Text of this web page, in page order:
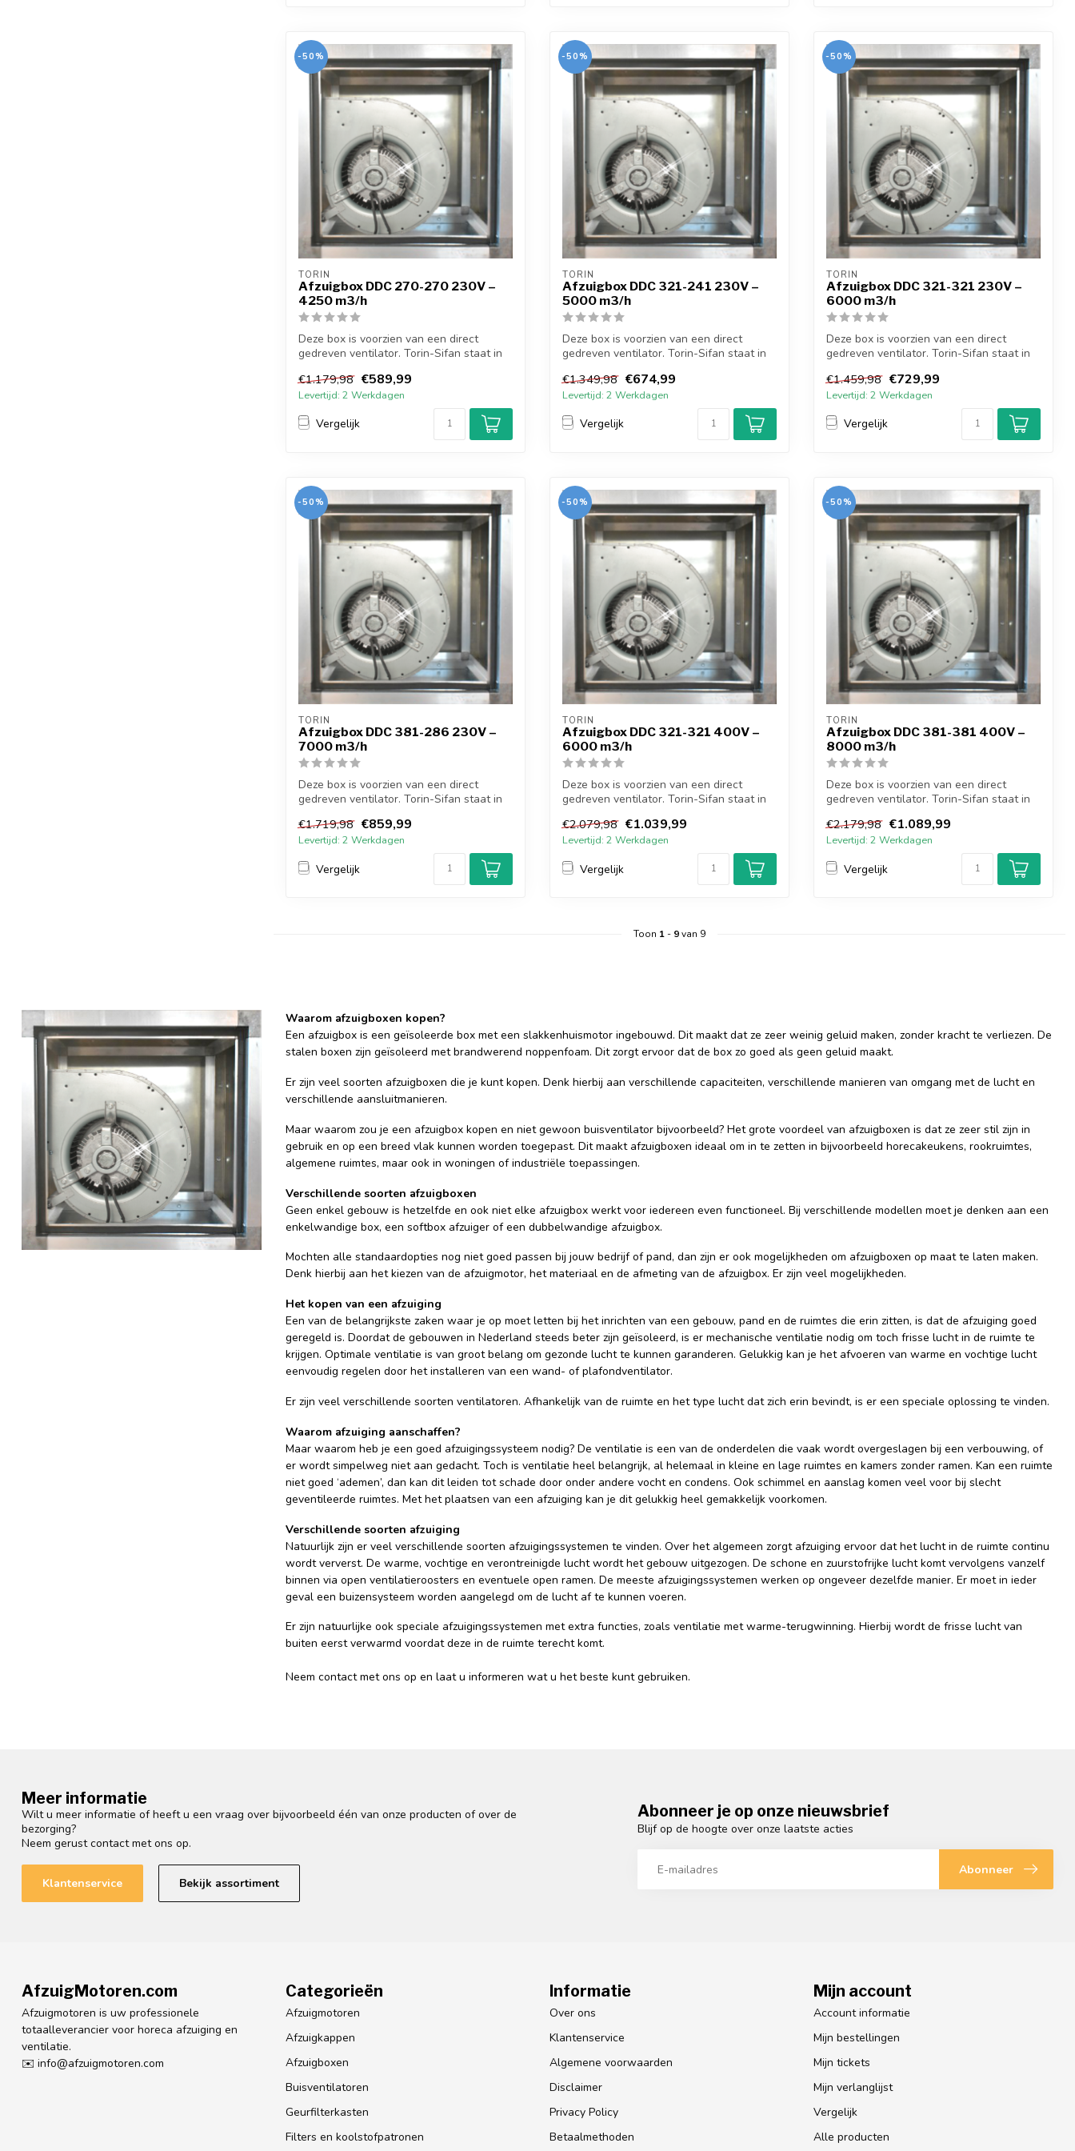
-50%
TORIN
Afzuigbox DDC 270-270 230V –
4250 m3/h
Deze box is voorzien van een direct
gedreven ventilator. Torin-Sifan staat in
€1.179,98 €589,99
Levertijd: 2 Werkdagen
Vergelijk
-50%
TORIN
Afzuigbox DDC 321-241 230V –
5000 m3/h
Deze box is voorzien van een direct
gedreven ventilator. Torin-Sifan staat in
€1.349,98 €674,99
Levertijd: 2 Werkdagen
Vergelijk
-50%
TORIN
Afzuigbox DDC 321-321 230V –
6000 m3/h
Deze box is voorzien van een direct
gedreven ventilator. Torin-Sifan staat in
€1.459,98 €729,99
Levertijd: 2 Werkdagen
Vergelijk
-50%
TORIN
Afzuigbox DDC 381-286 230V –
7000 m3/h
Deze box is voorzien van een direct
gedreven ventilator. Torin-Sifan staat in
€1.719,98 €859,99
Levertijd: 2 Werkdagen
Vergelijk
-50%
TORIN
Afzuigbox DDC 321-321 400V –
6000 m3/h
Deze box is voorzien van een direct
gedreven ventilator. Torin-Sifan staat in
€2.079,98 €1.039,99
Levertijd: 2 Werkdagen
Vergelijk
-50%
TORIN
Afzuigbox DDC 381-381 400V –
8000 m3/h
Deze box is voorzien van een direct
gedreven ventilator. Torin-Sifan staat in
€2.179,98 €1.089,99
Levertijd: 2 Werkdagen
Vergelijk
Toon 1- 9van 9
Waarom afzuigboxen kopen?
Een afzuigbox is een geïsoleerde box met een slakkenhuismotor ingebouwd. Dit maakt dat ze zeer weinig geluid maken, zonder kracht te verliezen. De
stalen boxen zijn geïsoleerd met brandwerend noppenfoam. Dit zorgt ervoor dat de box zo goed als geen geluid maakt.
Er zijn veel soorten afzuigboxen die je kunt kopen. Denk hierbij aan verschillende capaciteiten, verschillende manieren van omgang met de lucht en
verschillende aansluitmanieren.
Maar waarom zou je een afzuigbox kopen en niet gewoon buisventilator bijvoorbeeld? Het grote voordeel van afzuigboxen is dat ze zeer stil zijn in
gebruik en op een breed vlak kunnen worden toegepast. Dit maakt afzuigboxen ideaal om in te zetten in bijvoorbeeld horecakeukens, rookruimtes,
algemene ruimtes, maar ook in woningen of industriële toepassingen.
Verschillende soorten afzuigboxen
Geen enkel gebouw is hetzelfde en ook niet elke afzuigbox werkt voor iedereen even functioneel. Bij verschillende modellen moet je denken aan een
enkelwandige box, een softbox afzuiger of een dubbelwandige afzuigbox.
Mochten alle standaardopties nog niet goed passen bij jouw bedrijf of pand, dan zijn er ook mogelijkheden om afzuigboxen op maat te laten maken.
Denk hierbij aan het kiezen van de afzuigmotor, het materiaal en de afmeting van de afzuigbox. Er zijn veel mogelijkheden.
Het kopen van een afzuiging
Een van de belangrijkste zaken waar je op moet letten bij het inrichten van een gebouw, pand en de ruimtes die erin zitten, is dat de afzuiging goed
geregeld is. Doordat de gebouwen in Nederland steeds beter zijn geïsoleerd, is er mechanische ventilatie nodig om toch frisse lucht in de ruimte te
krijgen. Optimale ventilatie is van groot belang om gezonde lucht te kunnen garanderen. Gelukkig kan je het afvoeren van warme en vochtige lucht
eenvoudig regelen door het installeren van een wand- of plafondventilator.
Er zijn veel verschillende soorten ventilatoren. Afhankelijk van de ruimte en het type lucht dat zich erin bevindt, is er een speciale oplossing te vinden.
Waarom afzuiging aanschaffen?
Maar waarom heb je een goed afzuigingssysteem nodig? De ventilatie is een van de onderdelen die vaak wordt overgeslagen bij een verbouwing, of
er wordt simpelweg niet aan gedacht. Toch is ventilatie heel belangrijk, al helemaal in kleine en lage ruimtes en kamers zonder ramen. Kan een ruimte
niet goed ‘ademen’, dan kan dit leiden tot schade door onder andere vocht en condens. Ook schimmel en aanslag komen veel voor bij slecht
geventileerde ruimtes. Met het plaatsen van een afzuiging kan je dit gelukkig heel gemakkelijk voorkomen.
Verschillende soorten afzuiging
Natuurlijk zijn er veel verschillende soorten afzuigingssystemen te vinden. Over het algemeen zorgt afzuiging ervoor dat het lucht in de ruimte continu
wordt ververst. De warme, vochtige en verontreinigde lucht wordt het gebouw uitgezogen. De schone en zuurstofrijke lucht komt vervolgens vanzelf
binnen via open ventilatieroosters en eventuele open ramen. De meeste afzuigingssystemen werken op ongeveer dezelfde manier. Er moet in ieder
geval een buizensysteem worden aangelegd om de lucht af te kunnen voeren.
Er zijn natuurlijke ook speciale afzuigingssystemen met extra functies, zoals ventilatie met warme-terugwinning. Hierbij wordt de frisse lucht van
buiten eerst verwarmd voordat deze in de ruimte terecht komt.
Neem contact met ons op en laat u informeren wat u het beste kunt gebruiken.
Meer informatie
Wilt u meer informatie of heeft u een vraag over bijvoorbeeld één van onze producten of over de
bezorging?
Neem gerust contact met ons op.
Klantenservice Bekijk assortiment
Abonneer je op onze nieuwsbrief
Blijf op de hoogte over onze laatste acties
Abonneer
AfzuigMotoren.com
Afzuigmotoren is uw professionele
totaalleverancier voor horeca afzuiging en
ventilatie.
✉️ info@afzuigmotoren.com
Categorieën
Afzuigmotoren
Afzuigkappen
Afzuigboxen
Buisventilatoren
Geurfilterkasten
Filters en koolstofpatronen
Informatie
Over ons
Klantenservice
Algemene voorwaarden
Disclaimer
Privacy Policy
Betaalmethoden
Mijn account
Account informatie
Mijn bestellingen
Mijn tickets
Mijn verlanglijst
Vergelijk
Alle producten